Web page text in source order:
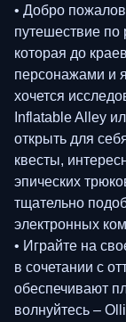
• Добро
путешествие по
которая до
персонажами и
хочется
Inflatable Alley
открыть для
квесты,
эпических
тщательно
электронных
• Играйте на
в сочетании с
обеспечивают
волнуйтесь –